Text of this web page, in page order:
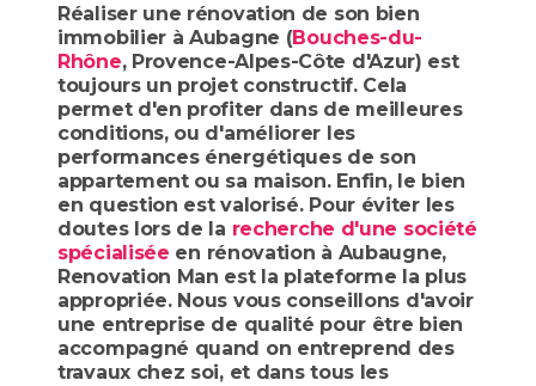
Réaliser une rénovation de son bien
immobilier à Aubagne (Bouches-du-
Rhône, Provence-Alpes-Côte d'Azur) est
toujours un projet constructif. Cela
permet d'en profiter dans de meilleures
conditions, ou d'améliorer les
performances énergétiques de son
appartement ou sa maison. Enfin, le bien
en question est valorisé. Pour éviter les
doutes lors de la recherche d'une société
spécialisée en rénovation à Aubaugne,
Renovation Man est la plateforme la plus
appropriée. Nous vous conseillons d'avoir
une entreprise de qualité pour être bien
accompagné quand on entreprend des
travaux chez soi, et dans tous les